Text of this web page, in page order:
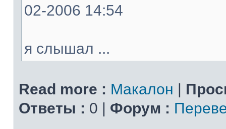
02-2006 14:54
я слышал ...
Read more : Макалон |
Ответы : 0 | Форум :